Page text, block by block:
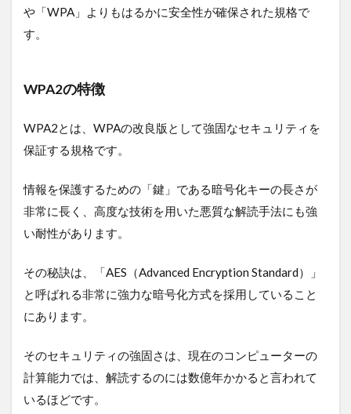
や「WPA」よりもはるかに安全性が確保された規格で
す。
WPA2の特徴
WPA2とは、WPAの改良版として強固なセキュリティを
保証する規格です。
情報を保護するための「鍵」である暗号化キーの長さが
非常に長く、高度な技術を用いた悪質な解読手法にも強
い耐性があります。
その秘訣は、「AES（Advanced Encryption Standard）」
と呼ばれる非常に強力な暗号化方式を採用していること
にあります。
そのセキュリティの強固さは、現在のコンピューターの
計算能力では、解読するのには数億年かかると言われて
いるほどです。